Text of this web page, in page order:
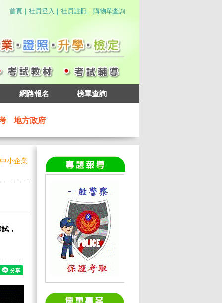
首頁 ｜ 社員登入 ｜ 社員註冊 ｜ 購物單查詢
網路報名 榜單查詢
地方政府
小企業
，